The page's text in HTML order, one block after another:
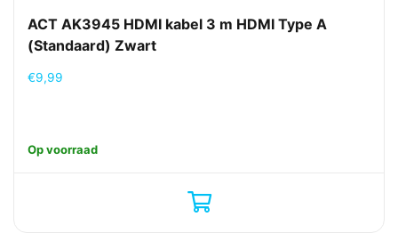
ACT AK3945 HDMI kabel 3 m HDMI Type A
(Standaard) Zwart
€9,99
Op voorraad